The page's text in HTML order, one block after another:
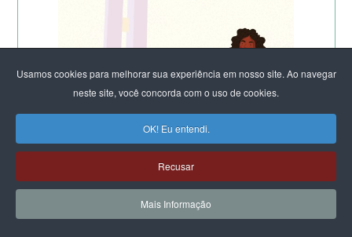
Usamos cookies para melhorar sua experiência em nosso site. Ao navegar
neste site, você concorda com o uso de cookies.
OK! Eu entendi.
Recusar
Mais Informação